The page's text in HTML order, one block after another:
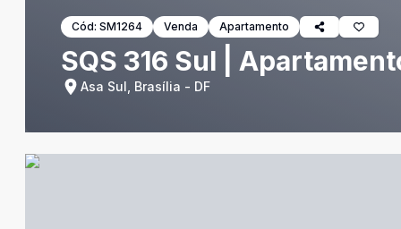
Cód: SM1264 Venda Apartamento
SQS 316 Sul |
Asa Sul, Brasília - DF